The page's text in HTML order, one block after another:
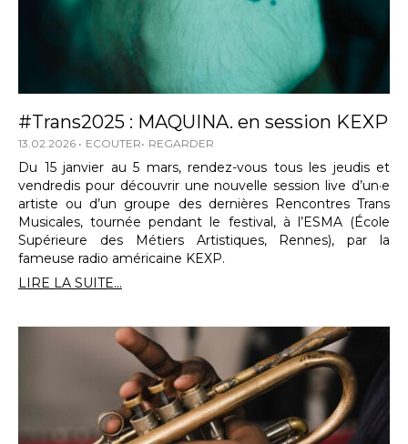
#Trans2025 : MAQUINA. en session KEXP
13.02.2026 ECOUTER REGARDER
Du 15 janvier au 5 mars, rendez-vous tous les jeudis et
vendredis pour découvrir une nouvelle session live d’un·e
artiste ou d’un groupe des dernières Rencontres Trans
Musicales, tournée pendant le festival, à l’ESMA (École
Supérieure des Métiers Artistiques, Rennes), par la
fameuse radio américaine KEXP.
LIRE LA SUITE...